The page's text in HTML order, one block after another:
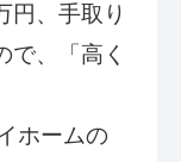
円、手取り
で、「高く
ホームの